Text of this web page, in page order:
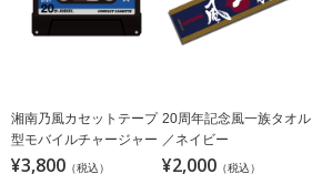
湘南乃風カセットテープ
型モバイルチャージャー
¥3,800 （税込）
20周年記念風一族タオル
／ネイビー
¥2,000 （税込）